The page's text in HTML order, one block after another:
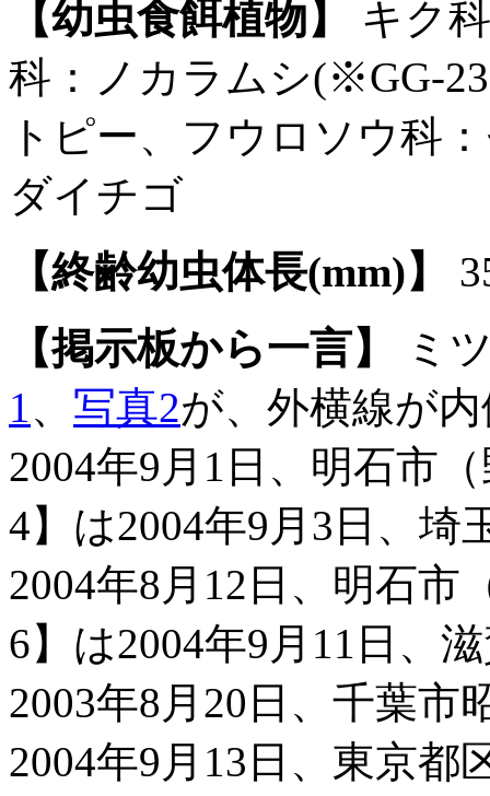
【幼虫食餌植物】
キク
科：ノカラムシ(※GG-
トピー、フウロソウ科
ダイチゴ
【終齢幼虫体長(mm)】
【掲示板から一言】
ミ
1、 写真2が、外横線が
2004年9月1日、明石市
4】は2004年9月3日、埼
2004年8月12日、明石市
6】は2004年9月11日、
2003年8月20日、千葉市
2004年9月13日、東京都